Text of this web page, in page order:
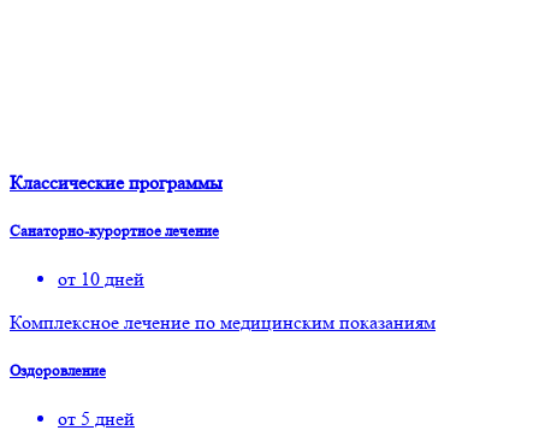
Классические программы
Санаторно-курортное лечение
от 10 дней
Комплексное лечение по медицинским показаниям
Оздоровление
от 5 дней